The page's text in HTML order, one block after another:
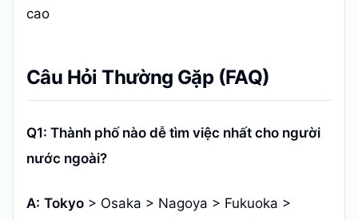
cao
Câu Hỏi Thường Gặp (FAQ)
Q1: Thành phố nào dễ tìm việc nhất cho người
nước ngoài?
A: Tokyo > Osaka > Nagoya > Fukuoka >